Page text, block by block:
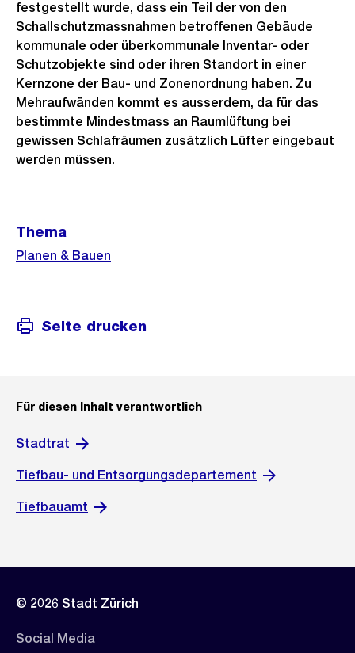
festgestellt wurde, dass ein Teil der von den
Schallschutzmassnahmen betroffenen Gebäude
kommunale oder überkommunale Inventar- oder
Schutzobjekte sind oder ihren Standort in einer
Kernzone der Bau- und Zonenordnung haben. Zu
Mehraufwänden kommt es ausserdem, da für das
bestimmte Mindestmass an Raumlüftung bei
gewissen Schlafräumen zusätzlich Lüfter eingebaut
werden müssen.
Informationen
Thema
Planen & Bauen
Seite drucken
Für diesen Inhalt verantwortlich
Stadtrat
Tiefbau- und Entsorgungsdepartement
Tiefbauamt
© 2026 Stadt Zürich
Social Media